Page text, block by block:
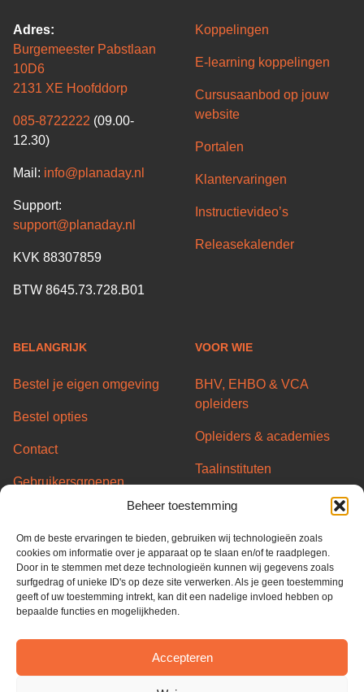
Beheer toestemming
Om de beste ervaringen te bieden, gebruiken wij technologieën zoals
cookies om informatie over je apparaat op te slaan en/of te raadplegen.
Door in te stemmen met deze technologieën kunnen wij gegevens zoals
surfgedrag of unieke ID's op deze site verwerken. Als je geen toestemming
geeft of uw toestemming intrekt, kan dit een nadelige invloed hebben op
bepaalde functies en mogelijkheden.
Accepteren
Adres:
Burgemeester Pabstlaan
10D6
2131 XE Hoofddorp
085-8722222 (09.00-
12.30)
Mail: info@planaday.nl
Support:
support@planaday.nl
KVK 88307859
BTW 8645.73.728.B01
Koppelingen
E-learning koppelingen
Cursusaanbod op jouw
website
Portalen
Klantervaringen
Instructievideo’s
Releasekalender
BELANGRIJK
Bestel je eigen omgeving
Bestel opties
Contact
Gebruikersgroepen
Partners
Algemene voorwaarden
Privacy Policy
Cookie Policy
ISO 27001
VOOR WIE
BHV, EHBO & VCA
opleiders
Opleiders & academies
Taalinstituten
Transport/Code95
Overheid & Gemeentes